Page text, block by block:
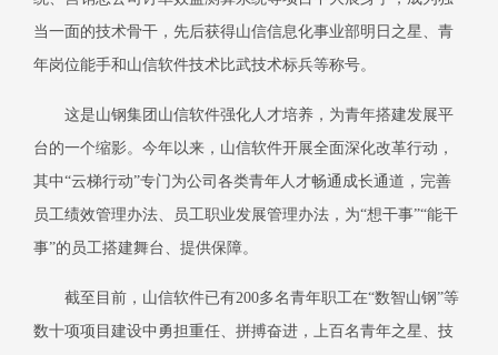
当一面的技术骨干，先后获得山信信息化事业部明日之星、青
年岗位能手和山信软件技术比武技术标兵等称号。
这是山钢集团山信软件强化人才培养，为青年搭建发展平
台的一个缩影。今年以来，山信软件开展全面深化改革行动，
其中“云梯行动”专门为公司各类青年人才畅通成长通道，完善
员工绩效管理办法、员工职业发展管理办法，为“想干事”“能干
事”的员工搭建舞台、提供保障。
截至目前，山信软件已有200多名青年职工在“数智山钢”等
数十项项目建设中勇担重任、拼搏奋进，上百名青年之星、技